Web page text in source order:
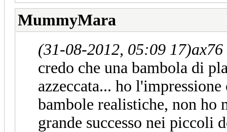
MummyMara
(31-08-2012, 05:09 17)
credo che una bambola di
azzeccata... ho
bambole realistiche, non ho
grande successo nei piccoli